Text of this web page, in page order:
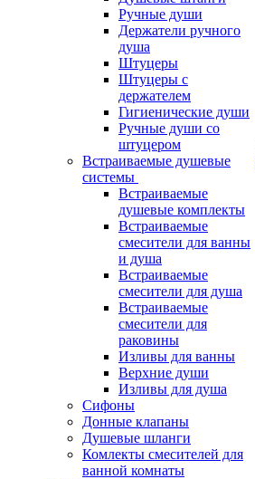
Ручные души
Держатели ручного
душа
Штуцеры
Штуцеры с
держателем
Гигиенические души
Ручные души со
штуцером
Встраиваемые душевые
системы
Встраиваемые
душевые комплекты
Встраиваемые
смесители для ванны
и душа
Встраиваемые
смесители для душа
Встраиваемые
смесители для
раковины
Изливы для ванны
Верхние души
Изливы для душа
Сифоны
Донные клапаны
Душевые шланги
Комлекты смесителей для
ванной комнаты